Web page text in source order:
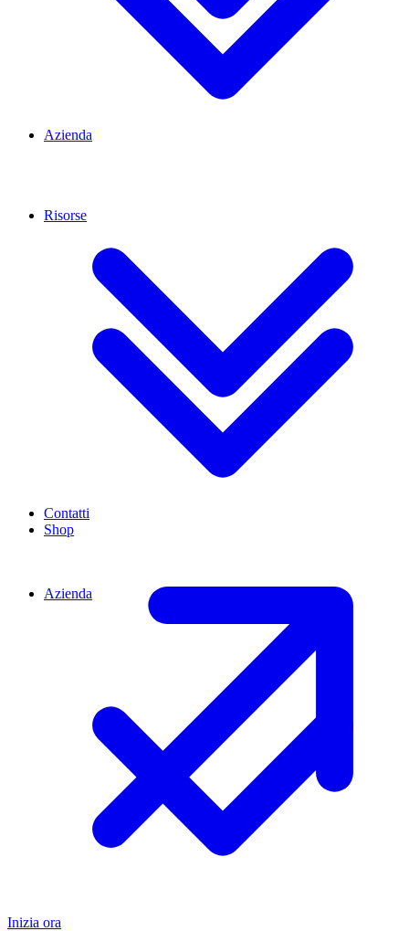
Azienda
Contatti
Shop
Inizia ora
Risorse
Azienda